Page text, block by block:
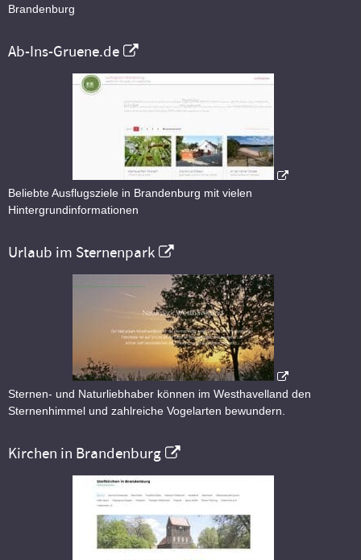
Brandenburg
Ab-Ins-Gruene.de
Beliebte Ausflugsziele in Brandenburg mit vielen
Hintergrundinformationen
Urlaub im Sternenpark
Sternen- und Naturliebhaber können im Westhavelland den
Sternenhimmel und zahlreiche Vogelarten bewundern.
Kirchen in Brandenburg